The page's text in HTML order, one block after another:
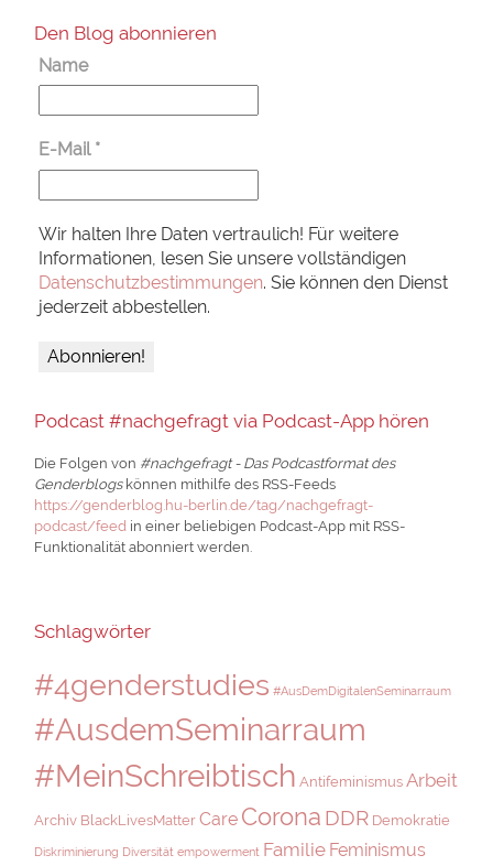
Den Blog abonnieren
Name
E-Mail *
Wir halten Ihre Daten vertraulich! Für weitere
Informationen, lesen Sie unsere vollständigen
Datenschutzbestimmungen. Sie können den Dienst
jederzeit abbestellen.
Podcast #nachgefragt via Podcast-App hören
Die Folgen von #nachgefragt - Das Podcastformat des
Genderblogskönnen mithilfe des RSS-Feeds
https://genderblog.hu-berlin.de/tag/nachgefragt-
podcast/feed in einer beliebigen Podcast-App mit RSS-
Funktionalität abonniert werden.
Schlagwörter
#4genderstudies #AusDemDigitalenSeminarraum
#AusdemSeminarraum
#MeinSchreibtisch Antifeminismus Arbeit
Archiv BlackLivesMatter Care Corona DDR Demokratie
Diskriminierung Diversität empowerment Familie Feminismus